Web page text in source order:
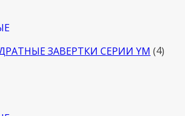
ЗАВЕРТКИ СЕРИИ YM 4